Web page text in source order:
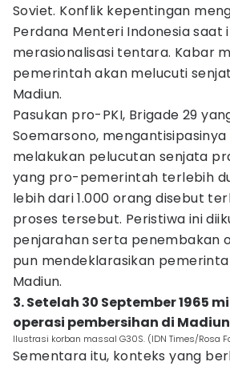
Soviet. Konflik kepentingan
Perdana Menteri Indonesia saat
merasionalisasi tentara. Kabar
pemerintah akan melucuti
Madiun.
Pasukan pro-PKI, Brigade 29
Soemarsono,
melakukan pelucutan senjata
yang pro-pemerintah terlebih
lebih dari 1.000 orang disebut
proses tersebut. Peristiwa ini
penjarahan serta penembakan
pun mendeklarasikan
Madiun.
3. Setelah 30 September 1965
operasi pembersihan di Madiun
Ilustrasi korban massal G30S. (IDN Times/Rosa
Sementara itu, konteks yang